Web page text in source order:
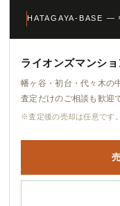
HATAGAYA-BASE —
ライオンズマンシ
幡ヶ谷・初台・代々木の
査定だけのご相談も歓迎
※査定後の売却は任意です